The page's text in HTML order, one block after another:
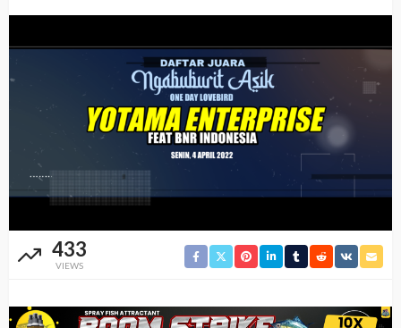
433
VIEWS